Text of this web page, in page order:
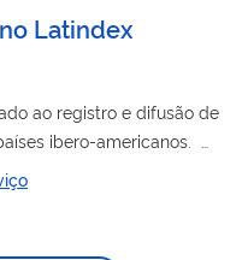
Latindex
ao registro e difusão de
ibero-americanos.
todos aqueles que
informação científica.